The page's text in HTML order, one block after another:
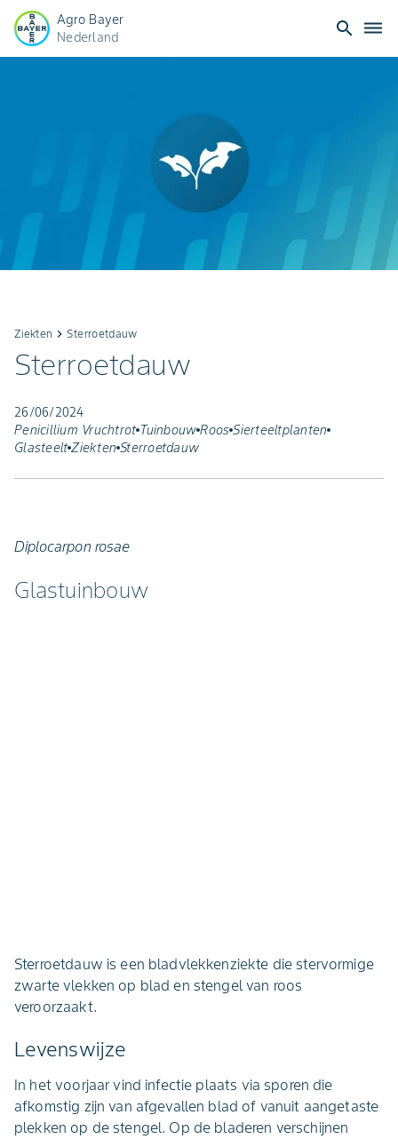
Agro Bayer
Nederland
search dehaze
Ziekten keyboard_arrow_rightSterroetdauw
Sterroetdauw
26/06/2024
Penicillium Vruchtrot Tuinbouw Roos Sierteeltplanten
Glasteelt Ziekten Sterroetdauw
Diplocarpon rosae
Glastuinbouw
Sterroetdauw is een bladvlekkenziekte die stervormige
zwarte vlekken op blad en stengel van roos
veroorzaakt.
Levenswijze
In het voorjaar vind infectie plaats via sporen die
afkomstig zijn van afgevallen blad of vanuit aangetaste
plekken op de stengel. Op de bladeren verschijnen